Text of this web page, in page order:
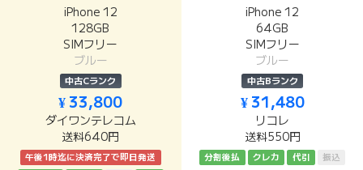
iPhone 12
128GB
SIMフリー
ブルー
中古Cランク
¥ 33,800
ダイワンテレコム
送料640円
午後1時迄に決済完了で即日発送
iPhone 12
64GB
SIMフリー
ブルー
中古Bランク
¥ 31,480
リコレ
送料550円
分割後払 クレカ 代引 振込